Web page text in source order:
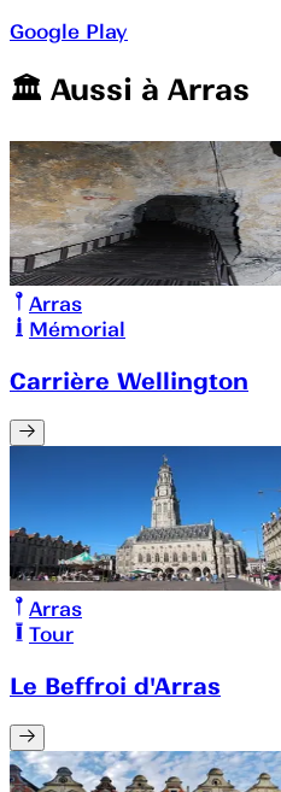
Google Play
🏛️️ Aussi à Arras
Arras
Mémorial
Carrière Wellington
Arras
Tour
Le Beffroi d'Arras